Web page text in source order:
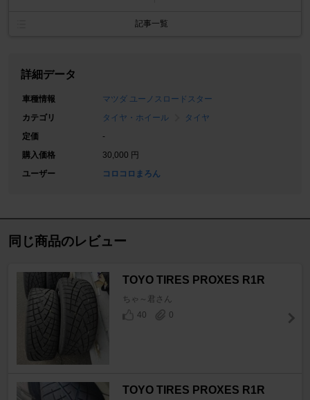
記事一覧
詳細データ
車種情報
マツダ ユーノスロードスター
カテゴリ
タイヤ・ホイール
タイヤ
定価
-
購入価格
30,000 円
ユーザー
コロコロまろん
同じ商品のレビュー
TOYO TIRES PROXES R1R
ちゃ～君さん
40
0
TOYO TIRES PROXES R1R